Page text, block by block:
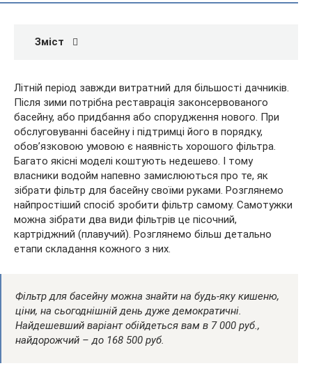
Зміст
Літній період завжди витратний для більшості дачників.
Після зими потрібна реставрація законсервованого
басейну, або придбання або спорудження нового. При
обслуговуванні басейну і підтримці його в порядку,
обов’язковою умовою є наявність хорошого фільтра.
Багато якісні моделі коштують недешево. І тому
власники водойм напевно замислюються про те, як
зібрати фільтр для басейну своїми руками. Розглянемо
найпростіший спосіб зробити фільтр самому. Самотужки
можна зібрати два види фільтрів це пісочний,
картріджний (плавучий). Розглянемо більш детально
етапи складання кожного з них.
Фільтр для басейну можна знайти на будь-яку кишеню,
ціни, на сьогоднішній день дуже демократичні.
Найдешевший варіант обійдеться вам в 7 000 руб.,
найдорожчий – до 168 500 руб.